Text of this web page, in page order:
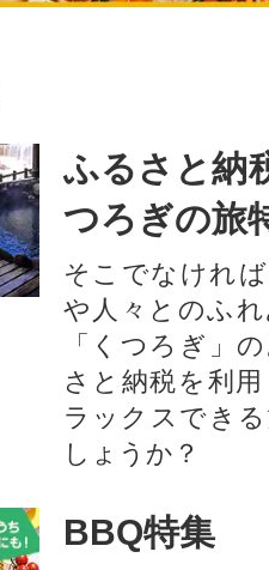
ふるさと納
つろぎの旅
そこでなけれ
や人々とのふ
「くつろぎ」
さと納税を利
ラックスでき
しょうか？
BBQ特集